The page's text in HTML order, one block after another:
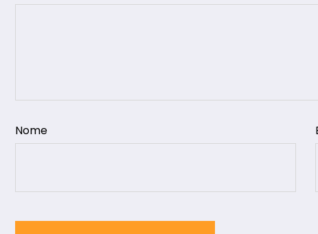
Nome